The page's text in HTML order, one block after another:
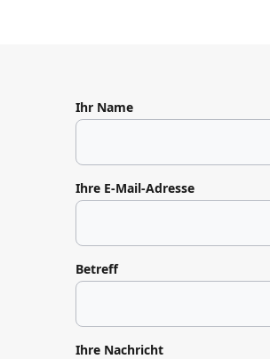
Ihr Name
Ihre E-Mail-Adresse
Betreff
Ihre Nachricht